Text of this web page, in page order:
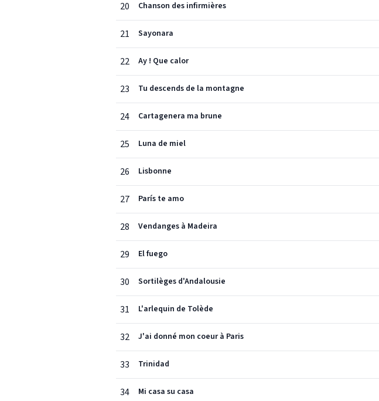
20 Chanson des infirmières
21 Sayonara
22 Ay ! Que calor
23 Tu descends de la montagne
24 Cartagenera ma brune
25 Luna de miel
26 Lisbonne
27 París te amo
28 Vendanges à Madeira
29 El fuego
30 Sortilèges d'Andalousie
31 L'arlequin de Tolède
32 J'ai donné mon coeur à Paris
33 Trinidad
34 Mi casa su casa